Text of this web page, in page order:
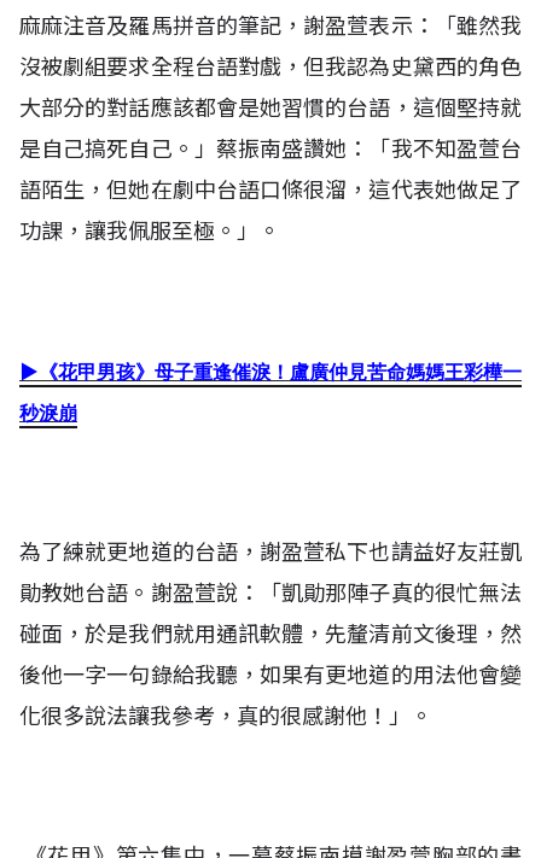
麻麻注音及羅馬拼音的筆記，謝盈萱表示：「雖然我
沒被劇組要求全程台語對戲，但我認為史黛西的角色
大部分的對話應該都會是她習慣的台語，這個堅持就
是自己搞死自己。」蔡振南盛讚她：「我不知盈萱台
語陌生，但她在劇中台語口條很溜，這代表她做足了
功課，讓我佩服至極。」。
▶ 《花甲男孩》母子重逢催淚！盧廣仲見苦命媽媽王彩樺一
秒淚崩
為了練就更地道的台語，謝盈萱私下也請益好友莊凱
勛教她台語。謝盈萱說：「凱勛那陣子真的很忙無法
碰面，於是我們就用通訊軟體，先釐清前文後理，然
後他一字一句錄給我聽，如果有更地道的用法他會變
化很多說法讓我參考，真的很感謝他！」。